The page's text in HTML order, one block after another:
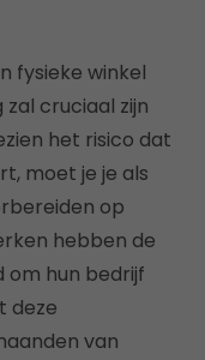
fysieke winkel
cruciaal zijn
het risico dat
moet je je als
op
hebben de
om hun bedrijf
deze
van